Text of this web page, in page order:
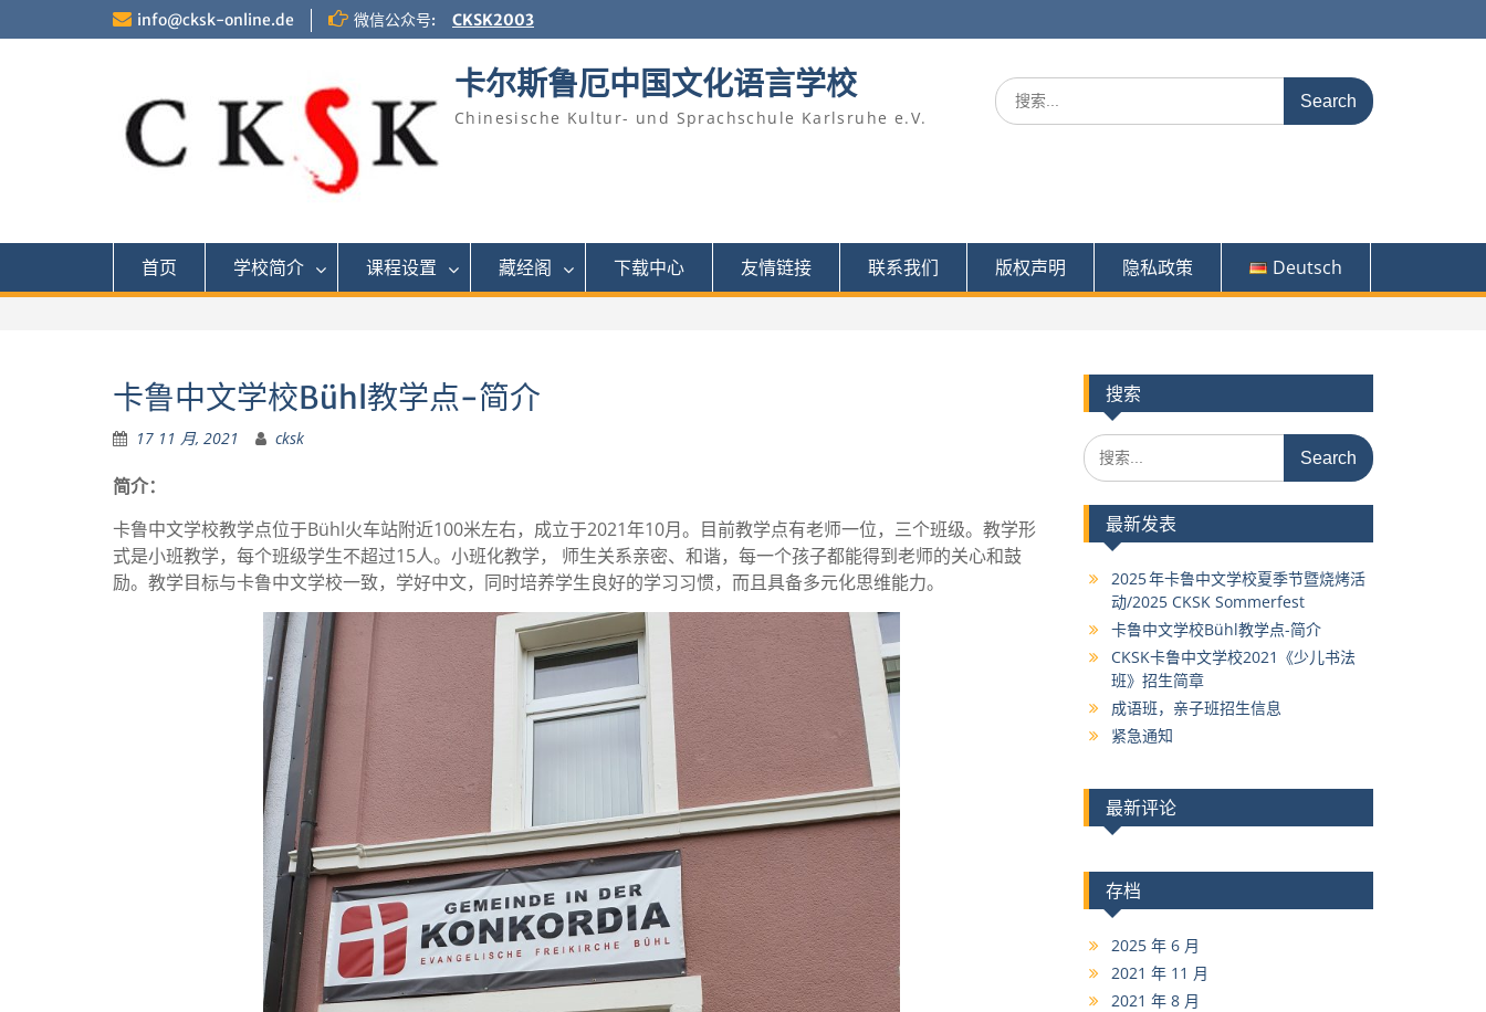
to
info@cksk-online.de 微信公众号: CKSK2003
卡尔斯鲁厄中国文化语言学校
Chinesische Kultur- und Sprachschule Karlsruhe e.V.
Search
for:
首页 学校简介 课程设置 藏经阁 下载中心 友情链接 联系我们 版权声明 隐私政策 Deutsch
卡鲁中文学校Bühl教学点-简介
17 11 月, 2021 cksk
简介：
卡鲁中文学校教学点位于Bühl火车站附近100米左右，成立于2021年10月。目前教学点有老师一位，三个班级。教学形
式是小班教学，每个班级学生不超过15人。小班化教学， 师生关系亲密、和谐，每一个孩子都能得到老师的关心和鼓
励。教学目标与卡鲁中文学校一致，学好中文，同时培养学生良好的学习习惯，而且具备多元化思维能力。
搜索
Search
for:
最新发表
2025 年卡鲁中文学校夏季节暨烧烤活
动/2025 CKSK Sommerfest
卡鲁中文学校Bühl教学点-简介
CKSK卡鲁中文学校2021《少儿书法
班》招生简章
成语班，亲子班招生信息
紧急通知
最新评论
存档
2025 年 6 月
2021 年 11 月
2021 年 8 月